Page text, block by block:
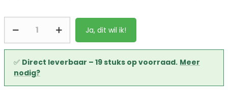
Ja, dit wil ik!
✅ Direct leverbaar – 19 stuks op voorraad. Meer
nodig?